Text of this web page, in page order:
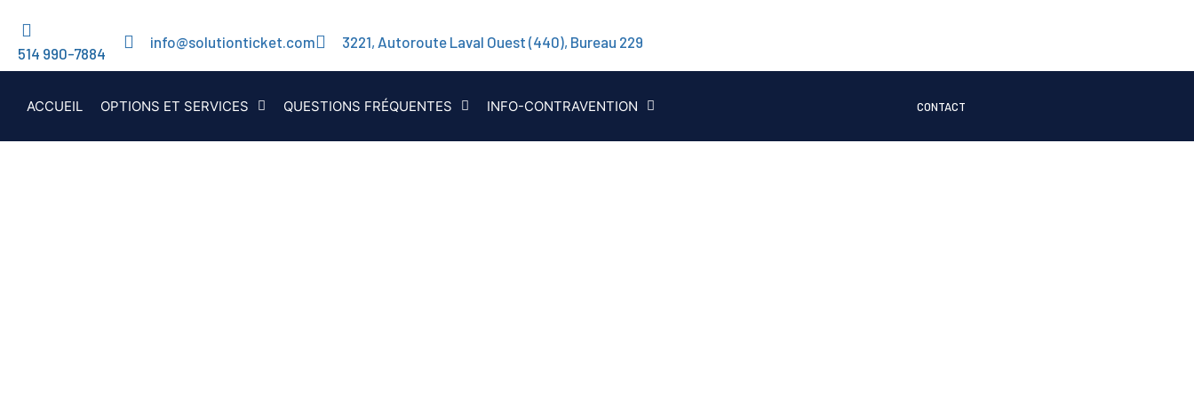
514 990-7884
info@solutionticket.com 3221, Autoroute Laval Ouest (440), Bureau 229
ACCUEIL OPTIONS ET SERVICES QUESTIONS FRÉQUENTES INFO-CONTRAVENTION CONTACT